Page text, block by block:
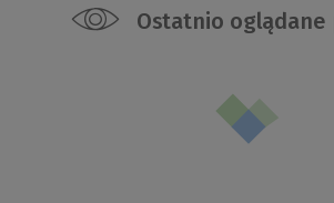
Ostatnio